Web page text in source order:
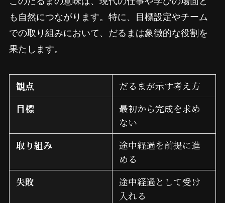
も自然につながります。特に、目標設定やチーム
での取り組みにおいて、だるまは象徴的な役割を
果たします。
観点
だるまが示す考え方
目標
最初から完成を求め
ない
取り組み
途中経過を前提に進
める
失敗
途中経過として受け
入れる